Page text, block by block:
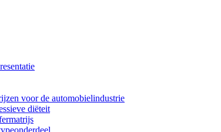
voor de automobielindustrie
diëteit